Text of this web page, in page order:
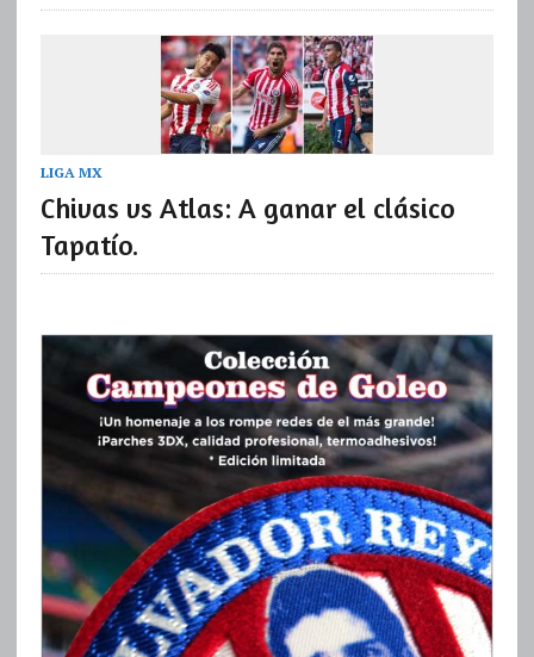
LIGA MX
Chivas vs Atlas: A ganar el clásico
Tapatío.